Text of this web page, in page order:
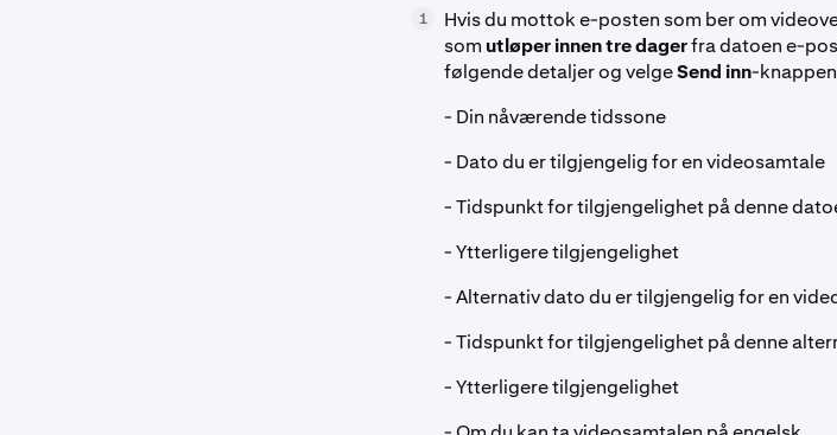
1
Hvis du mottok e-posten som ber om
som utløper innen tre dagerfra datoen e-
følgende detaljer og velgeSend inn-
- Din nåværende tidssone
- Dato du er tilgjengelig for en videosamtale
- Tidspunkt for tilgjengelighet på denne
- Ytterligere tilgjengelighet
- Alternativ dato du er tilgjengelig for en
- Tidspunkt for tilgjengelighet på denne
- Ytterligere tilgjengelighet